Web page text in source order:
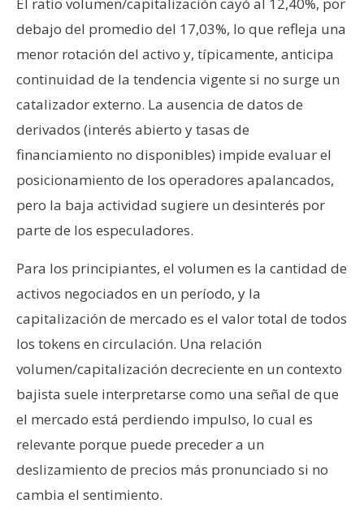
debajo del promedio del 17,03%, lo que refleja una
menor rotación del activo y, típicamente, anticipa
continuidad de la tendencia vigente si no surge un
catalizador externo. La ausencia de datos de
derivados (interés abierto y tasas de
financiamiento no disponibles) impide evaluar el
posicionamiento de los operadores apalancados,
pero la baja actividad sugiere un desinterés por
parte de los especuladores.
Para los principiantes, el volumen es la cantidad de
activos negociados en un período, y la
capitalización de mercado es el valor total de todos
los tokens en circulación. Una relación
volumen/capitalización decreciente en un contexto
bajista suele interpretarse como una señal de que
el mercado está perdiendo impulso, lo cual es
relevante porque puede preceder a un
deslizamiento de precios más pronunciado si no
cambia el sentimiento.